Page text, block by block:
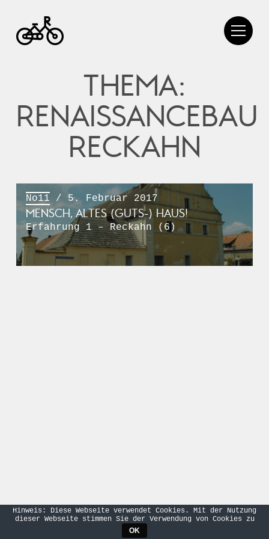
THEMA:
RENAISSANCEBAU
RECKAHN
No11 / 5. Februar 2017
MENSCH, ALTES (GUTS-) HAUS!
Erfahrung 1 – Reckahn (6)
Hinweis: Diese Webseite verwendet Cookies. Mit der Nutzung
dieser Webseite stimmen Sie der Verwendung von Cookies zu
OK